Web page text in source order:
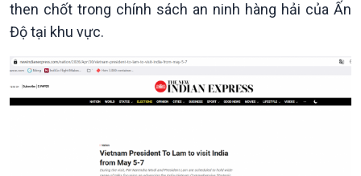
then chốt trong chính sách an ninh hàng hải của Ấn
Độ tại khu vực.